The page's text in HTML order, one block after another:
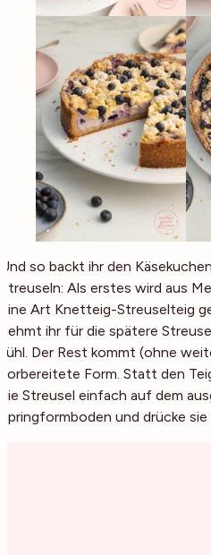
Und so backt ihr den
Streuseln: Als erstes wird aus
eine Art Knetteig-Streuselteig
nehmt ihr für die spätere
kühl. Der Rest kommt (ohne
vorbereitete Form. Statt den
die Streusel einfach auf dem
Springformboden und drücke